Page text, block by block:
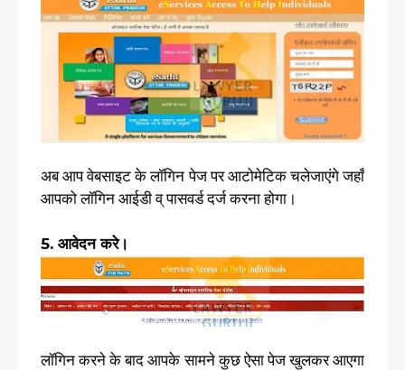
अब आप वेबसाइट के लॉगिन पेज पर आटोमेटिक चलेजाएंगे जहाँ
आपको लॉगिन आईडी व् पासवर्ड दर्ज करना होगा।
5. आवेदन करे।
लॉगिन करने के बाद आपके सामने कुछ ऐसा पेज खुलकर आएगा